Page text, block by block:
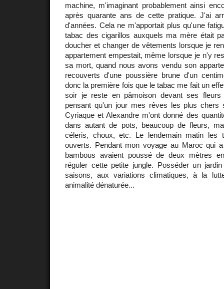
machine, m'imaginant probablement ainsi
après quarante ans de cette pratique. J'ai
d'années. Cela ne m'apportait plus qu'une
tabac des cigarillos auxquels ma mère était
doucher et changer de vêtements lorsque je
appartement empestait, même lorsque je n'y
sa mort, quand nous avons vendu son
recouverts d'une poussière brune d'un
donc la première fois que le tabac me fait un
soir je reste en pâmoison devant ses
pensant qu'un jour mes rêves les plus chers
Cyriaque et Alexandre m'ont donné des
dans autant de pots, beaucoup de fleurs,
céleris, choux, etc. Le lendemain matin les
ouverts. Pendant mon voyage au Maroc qui
bambous avaient poussé de deux mètres
réguler cette petite jungle. Posséder un
saisons, aux variations climatiques, à la
animalité dénaturée...